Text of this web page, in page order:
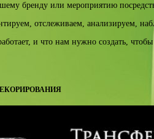
бренду или мероприятию
отслеживаем, анализируем,
и что нам нужно создать,